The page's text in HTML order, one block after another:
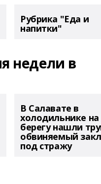
Рубрика "Еда и
напитки"
недели в
В Салавате в
холодильнике на
берегу нашли
обвиняемый
под стражу